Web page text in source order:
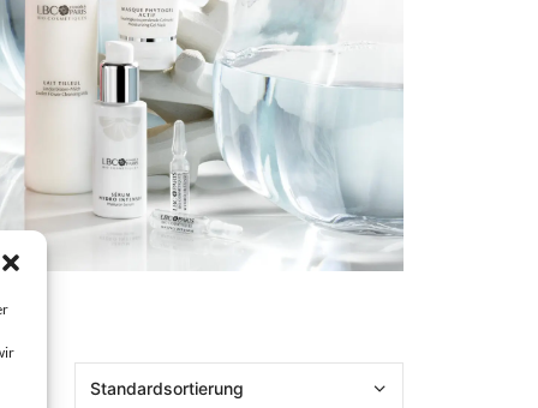
Reinigung
Feuchtigkeitspflege
Traditionelle Pflege